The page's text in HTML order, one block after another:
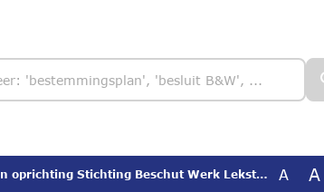
oprichting Stichting Beschut Werk Lekstroom A A